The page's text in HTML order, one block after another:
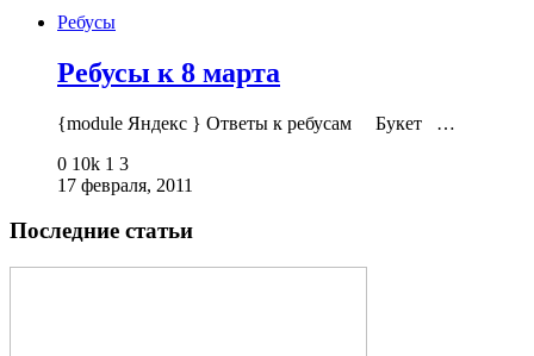
Ребусы
Ребусы к 8 марта
{module Яндекс } Ответы к ребусам Букет …
0 10k 1 3
17 февраля, 2011
Последние статьи